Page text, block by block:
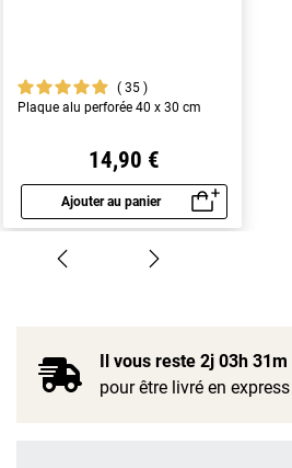
35
Plaque alu perforée 40 x 30 cm
14,90 €
Ajouter au panier
Aperçu rapide
Il vous reste 2j 03h 31m
pour être livré en